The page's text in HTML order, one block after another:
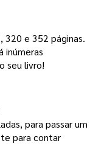
inúmeras
seu livro!
para passar um
para contar